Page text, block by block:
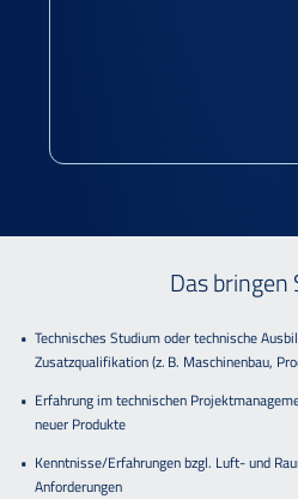
Das bringen
Technisches Studium oder technische
Zusatzqualifikation (z. B. Maschinenbau,
Erfahrung im technischen
neuer Produkte
Kenntnisse/Erfahrungen bzgl. Luft- und
Anforderungen